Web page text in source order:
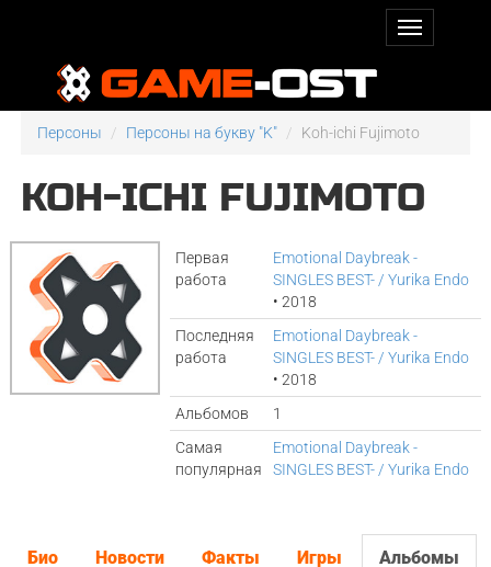
Персоны Персоны на букву "K" Koh-ichi Fujimoto
KOH-ICHI FUJIMOTO
Первая
работа
Emotional Daybreak -
SINGLES BEST- / Yurika Endo
• 2018
Последняя
работа
Emotional Daybreak -
SINGLES BEST- / Yurika Endo
• 2018
Альбомов
1
Самая
популярная
Emotional Daybreak -
SINGLES BEST- / Yurika Endo
Био Новости Факты Игры Альбомы